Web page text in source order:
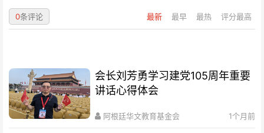
最新 最早 最热 评分最高
0条评论
会长刘芳勇学习建党105周年重要
讲话心得体会
阿根廷华文教育基金会 1个月前